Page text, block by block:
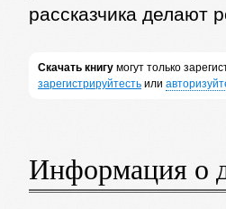
рассказчика делают
Скачать книгумогут только
зарегистрируйтестьили
Информация о